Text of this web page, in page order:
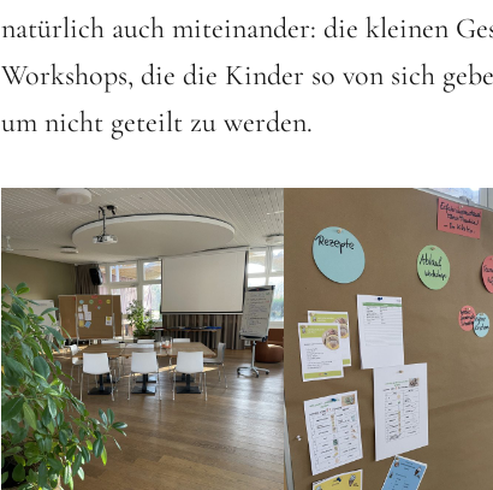
natürlich auch miteinander: die kleinen
Workshops, die die Kinder so von sich
um nicht geteilt zu werden.